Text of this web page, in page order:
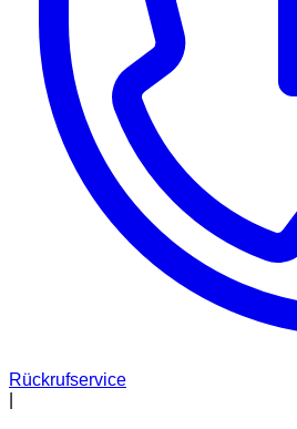
Rückrufservice